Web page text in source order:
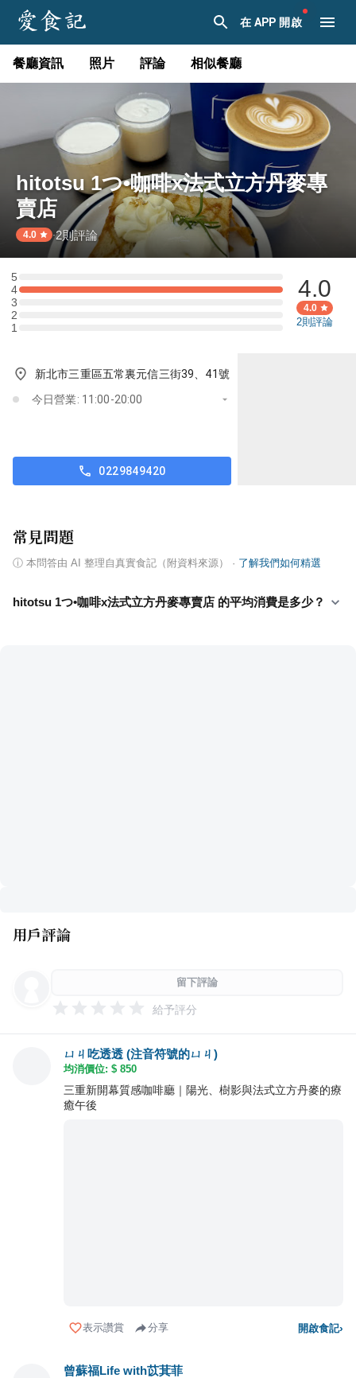
在 APP 開啟
餐廳資訊 照片 評論 相似餐廳
hitotsu 1つ•咖啡x法式立方丹麥專
賣店
4.0 ·2則評論
5
5 星：0 則評論
4
4 星：1 則評論
3
3 星：0 則評論
2
2 星：0 則評論
11 星：0 則評論
4.0
4.0
2則評論
新北市三重區五常裏元信三街39、41號
今日營業: 11:00-20:00
0229849420
常見問題
ⓘ 本問答由 AI 整理自真實食記（附資料來源） · 了解我們如何精選
hitotsu 1つ•咖啡x法式立方丹麥專賣店 的平均消費是多少？
用戶評論
留下評論
給予評分
ㄩㄐ吃透透 (注音符號的ㄩㄐ)
均消價位: $ 850
三重新開幕質感咖啡廳｜陽光、樹影與法式立方丹麥的療
癒午後
表示讚賞 分享 開啟食記›
曾蘇福Life with苡萁菲